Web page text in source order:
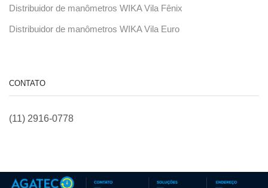
Distribuidor de manômetros WIKA Vila Fênix
Distribuidor de manômetros WIKA Vila Euro
CONTATO
(11) 2916-0778